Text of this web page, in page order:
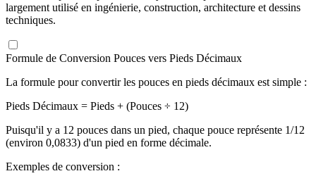
largement utilisé en ingénierie, construction, architecture et dessins
techniques.
Formule de Conversion Pouces vers Pieds Décimaux
La formule pour convertir les pouces en pieds décimaux est simple :
Pieds Décimaux = Pieds + (Pouces ÷ 12)
Puisqu'il y a 12 pouces dans un pied, chaque pouce représente 1/12
(environ 0,0833) d'un pied en forme décimale.
Exemples de conversion :